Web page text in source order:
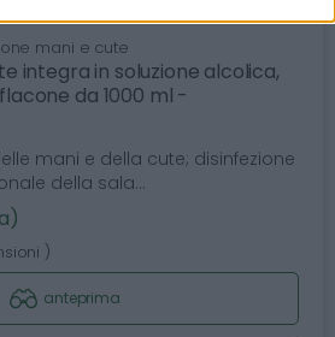
mani e cute
integra in soluzione alcolica,
flacone da 1000 ml -
mani e della cute; disinfezione
della sala...
)
anteprima